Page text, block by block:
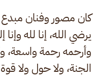
كان مصور وفنان مبدع
يرضي الله، إنا لله
وأرحمه رحمة
الجنة، ولا حول ولا قوة